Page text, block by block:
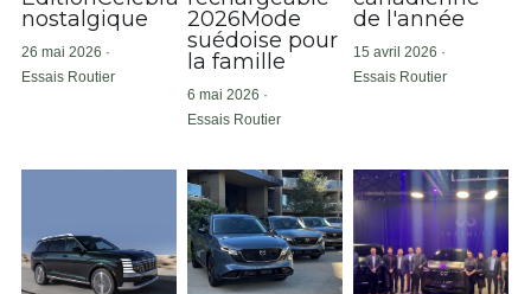
nostalgique
26 mai 2026 ·
Essais Routier
2026Mode
suédoise pour
la famille
6 mai 2026 ·
Essais Routier
de l'année
15 avril 2026 ·
Essais Routier